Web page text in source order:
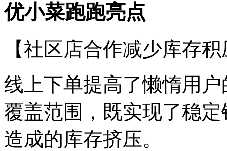
优小菜跑跑亮点
【社区店合作减少库存
线上下单提高了懒惰用
覆盖范围，既实现了稳
造成的库存挤压。